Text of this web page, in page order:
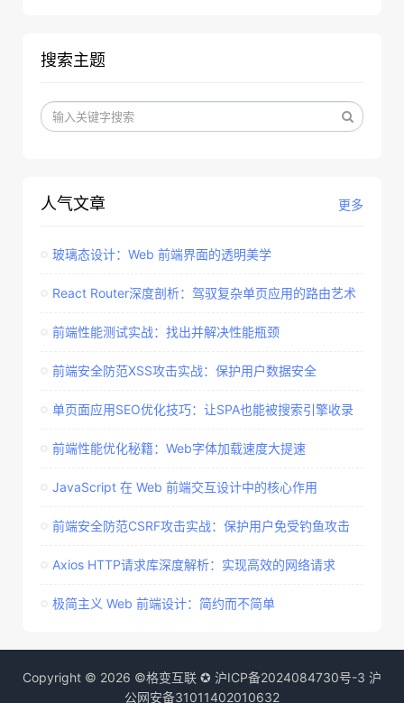
搜索主题
更多
人气文章
玻璃态设计：Web 前端界面的透明美学​
React Router深度剖析：驾驭复杂单页应用的路由艺术
前端性能测试实战：找出并解决性能瓶颈
前端安全防范XSS攻击实战：保护用户数据安全
单页面应用SEO优化技巧：让SPA也能被搜索引擎收录
前端性能优化秘籍：Web字体加载速度大提速
JavaScript 在 Web 前端交互设计中的核心作用​
前端安全防范CSRF攻击实战：保护用户免受钓鱼攻击
Axios HTTP请求库深度解析：实现高效的网络请求
极简主义 Web 前端设计：简约而不简单​
Copyright © 2026 ©格变互联 ✪ 沪ICP备2024084730号-3 沪
公网安备31011402010632